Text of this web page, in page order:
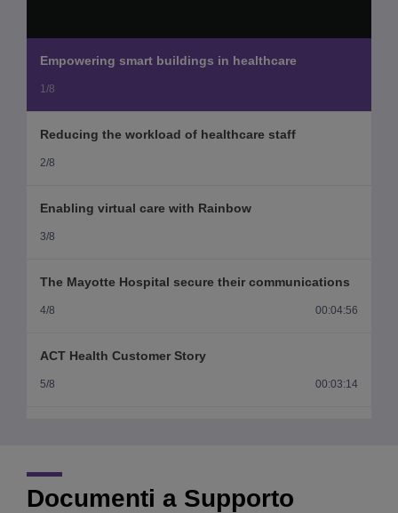
Empowering smart buildings in healthcare
1/8
Reducing the workload of healthcare staff
2/8
Enabling virtual care with Rainbow
3/8
The Mayotte Hospital secure their communications
4/8 00:04:56
ACT Health Customer Story
5/8 00:03:14
Nurse Digital Workplace: alarm fatigue
Video
Documenti a Supporto